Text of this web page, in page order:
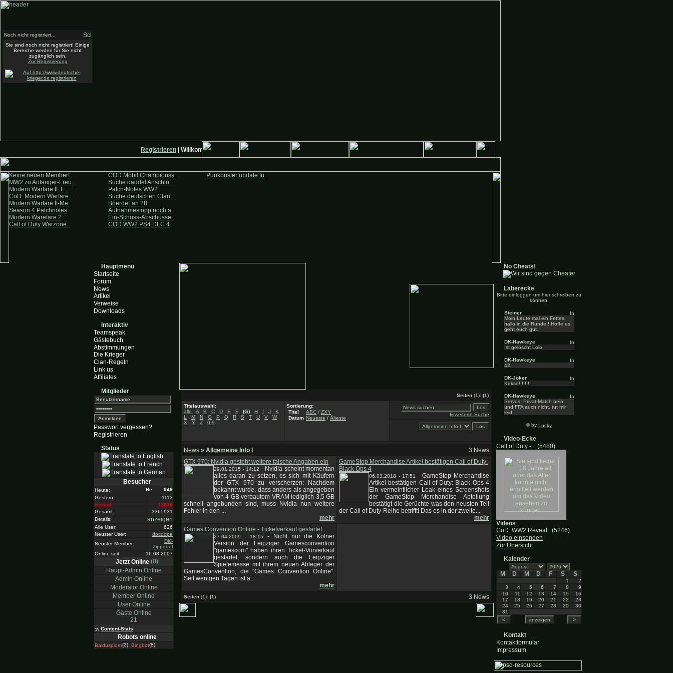
Registrieren| Willkommen auf Deutsche-Krieger.de
Keine neuen Member!
MW2 zu Anfänger-Freu..
Modern Warfare II: L..
CoD: Modern Warfare ..
Modern Warfare II-Me..
Season 4 Patchnotes
Modern Warefare 2
Call of Duty Warzone..
COD Mobil Championss..
Suche daddel Anschlu..
Patch-Notes WW2
Suche deutschen Clan..
BoerdeLan 28
Aufnahmestopp noch a..
Ein-Schuss-Abschüsse..
COD WW2 PS4 DLC 4
Punkbuster update fü..
Hauptmenü
Startseite
Forum
News
Artikel
Verweise
Downloads
Interaktiv
Teamspeak
Gästebuch
Abstimmungen
Die Krieger
Clan-Regeln
Link us
Affiliates
Mitglieder
Passwort vergessen?
Registrieren
Status
Besucher
Heute:
949
Gestern:
1113
Rekord:
12836
Gesamt:
3365931
Details:
anzeigen
Alle User:
626
Neuster User:
docdope
Neuster Member:
DK-
Zippeeel
Online seit:
16.08.2007
Jetzt Online (0)
Haupt-Admin Online
Admin Online
Moderator Online
Member Online
User Online
Gäste Online
21
Content-Stats
Robots online
Baiduspider(2), Bingbot(8)
Seiten (1): (1)
Titelauswahl:
alle
A B C D E F (G) H I J
K
L
M N O P Q R S T U V
W
X
Y Z 0-9
Sortierung:
Titel
ABC / ZXY
Datum Neueste / Älteste
Erweiterte Suche
News » Allgemeine Info I
3 News
GTX 970: Nvidia gesteht weitere falsche Angaben ein
29.01.2015 - 14:12 - Nvidia scheint momentan
alles daran zu setzen, es sich mit Käufern
der GTX 970 zu verscherzen: Nachdem
bekannt wurde, dass anders als angegeben
von 4 GB verbautem VRAM lediglich 3,5 GB
schnell angebunden sind, muss Nvidia nun weitere
Fehler in den ...
mehr
GameStop Merchandise Artikel bestätigen Call of Duty:
Black Ops 4
06.03.2018 - 17:51 -GameStop Merchandise
Artikel bestätigen Call of Duty: Black Ops 4
Ein vermeintlicher Leak eines Screenshots
der GameStop Merchandise Abteilung
bestätigt die Gerüchte was den neusten Teil
der Call of Duty-Reihe betrifft! Das es in der zweite...
mehr
Games Convention Online - Ticketverkauf gestartet
27.04.2009 - 18:15 -
Nicht nur die Kölner
Version der Leipziger Gamesconvention
"gamescom" haben ihren Ticket-Vorverkauf
gestartet, sondern auch die Leipziger
Spielemesse mit ihrem neuen Ableger der
GamesConvention, die "Games Convention Online".
Seit wenigen Tagen ist a...
mehr
Seiten (1): (1) 3 News
No Cheats!
Laberecke
Bitte einloggen um hier schreiben zu
können.
Steiner
Moin Leute mal ein Fettes
hallo in die Runde!! Hoffe es
geht euch gut.
DK-Hawkeye
Ist gelöscht Lolo
DK-Hawkeye
42!
DK-Joker
Kekse!!!!!!!
DK-Hawkeye
Servus! Privat-Match nein,
und FFA auch nicht, tut mir
leid.
© by Lucky
Video-Ecke
Call of Duty - .. (5480)
Videos
CoD: WW2 Reveal.. (5246)
Video einsenden
Zur Übersicht
Kalender
M D M D F S S
1
2
3
4 5 6 7 8
9
10
11 12 13 14 15
16
17
18 19 20 21 22
23
24
25 26 27 28 29
30
31
Kontakt
Kontaktformular
Impressum
Noch nicht registriert...
Sie sind noch nicht registriert! Einige
Bereiche werden für Sie nicht
zugänglich sein.
Zur Registrierung